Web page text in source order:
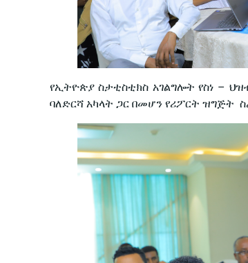
የኢትዮጵያ ስታቲስቲክስ አገልግሎት የስነ –
ባለድርሻ አካላት ጋር በመሆን የሪፖርት ዝግጅት